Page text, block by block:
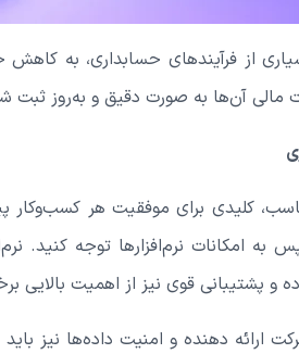
از فرآیندهای حسابداری، به
مالی آن‌ها به صورت دقیق و به‌روز
کلیدی برای موفقیت هر
به امکانات نرم‌افزارها توجه کنید.
پشتیبانی قوی نیز از اهمیت بالایی
شرکت ارائه دهنده و امنیت داده‌ها